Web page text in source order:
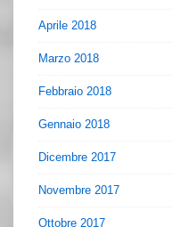
Aprile 2018
Marzo 2018
Febbraio 2018
Gennaio 2018
Dicembre 2017
Novembre 2017
Ottobre 2017